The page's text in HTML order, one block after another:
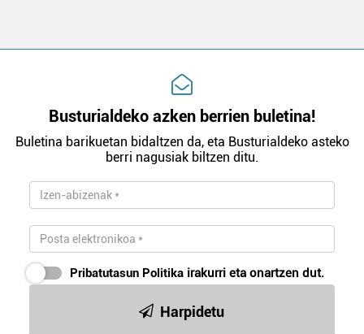
Busturialdeko azken berrien buletina!
Buletina barikuetan bidaltzen da, eta Busturialdeko asteko
berri nagusiak biltzen ditu.
Pribatutasun Politika irakurri eta onartzen dut.
Harpidetu